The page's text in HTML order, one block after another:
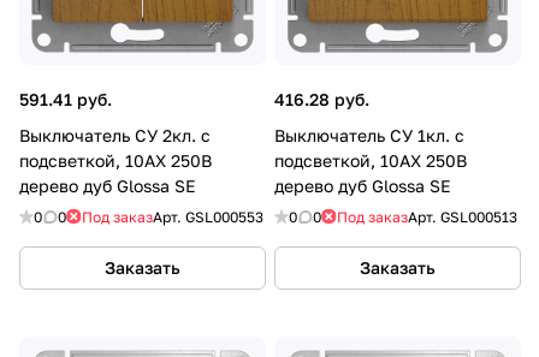
591.41 руб.
Выключатель СУ 2кл. с
подсветкой, 10AX 250В
дерево дуб Glossa SE
0 0 Под заказАрт. GSL000553
Заказать
416.28 руб.
Выключатель СУ 1кл. с
подсветкой, 10AX 250В
дерево дуб Glossa SE
0 0 Под заказАрт. GSL000513
Заказать